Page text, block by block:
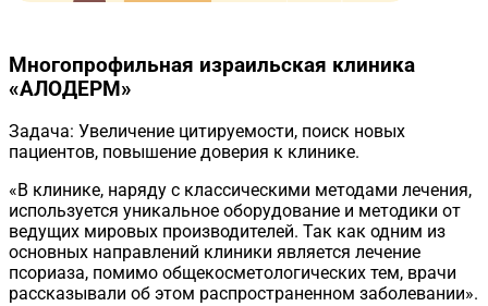
Многопрофильная израильская клиника
«АЛОДЕРМ»
Задача: Увеличение цитируемости, поиск новых
пациентов, повышение доверия к клинике.
«В клинике, наряду с классическими методами лечения,
используется уникальное оборудование и методики от
ведущих мировых производителей. Так как одним из
основных направлений клиники является лечение
псориаза, помимо общекосметологических тем, врачи
рассказывали об этом распространенном заболевании».